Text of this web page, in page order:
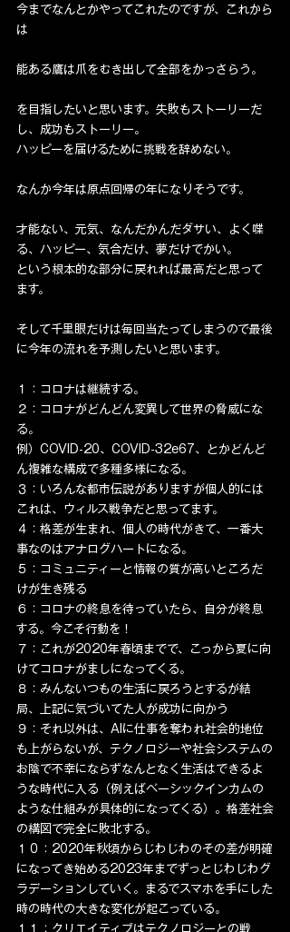
今までなんとかやってこれたのですが、これから
は
能ある鷹は爪をむき出して全部をかっさらう。
を目指したいと思います。失敗もストーリーだ
し、成功もストーリー。
ハッピーを届けるために挑戦を辞めない。
なんか今年は原点回帰の年になりそうです。
才能ない、元気、なんだかんだダサい、よく喋
る、ハッピー、気合だけ、夢だけでかい。
という根本的な部分に戻れれば最高だと思って
ます。
そして千里眼だけは毎回当たってしまうので最後
に今年の流れを予測したいと思います。
１：コロナは継続する。
２：コロナがどんどん変異して世界の脅威にな
る。
例）COVID-20、COVID-32e67、とかどんど
ん複雑な構成で多種多様になる。
３：いろんな都市伝説がありますが個人的には
これは、ウィルス戦争だと思ってます。
４：格差が生まれ、個人の時代がきて、一番大
事なのはアナログハートになる。
５：コミュニティーと情報の質が高いところだ
けが生き残る
６：コロナの終息を待っていたら、自分が終息
する。今こそ行動を！
７：これが2020年春頃までで、こっから夏に向
けてコロナがましになってくる。
８：みんないつもの生活に戻ろうとするが結
局、上記に気づいてた人が成功に向かう
９：それ以外は、AIに仕事を奪われ社会的地位
も上がらないが、テクノロジーや社会システムの
お陰で不幸にならずなんとなく生活はできるよ
うな時代に入る（例えばベーシックインカムの
ような仕組みが具体的になってくる）。格差社会
の構図で完全に敗北する。
１０：2020年秋頃からじわじわのその差が明確
になってき始める2023年までずっとじわじわグ
ラデーションしていく。まるでスマホを手にした
時の時代の大きな変化が起こっている。
１１：クリエイティブはテクノロジーとの戦